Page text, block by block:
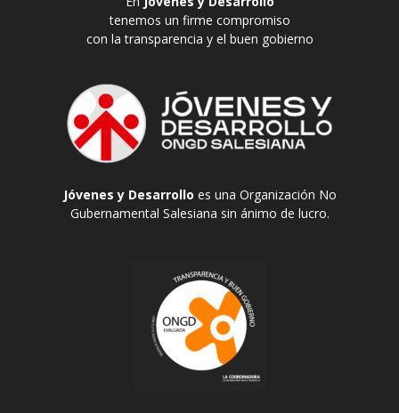
tenemos un firme compromiso
con la transparencia y el buen gobierno
Jóvenes y Desarrollo es una Organización No
Gubernamental Salesiana sin ánimo de lucro.